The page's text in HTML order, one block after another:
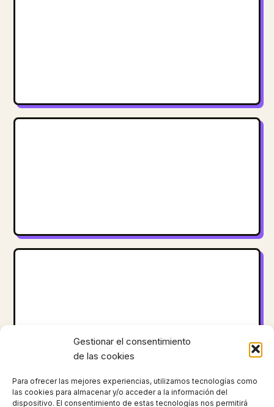
Gestionar el consentimiento
de las cookies
Para ofrecer las mejores experiencias, utilizamos tecnologías como
las cookies para almacenar y/o acceder a la información del
dispositivo. El consentimiento de estas tecnologías nos permitirá